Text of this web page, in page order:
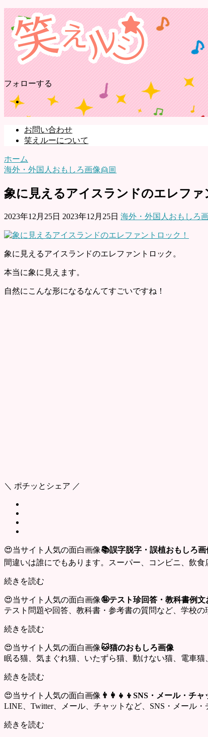
フォローする
お問い合わせ
笑えルーについて
ホーム
海外・外国人おもしろ画像👱🏼
象に見えるアイスランドのエレファ
2023年12月25日 2023年12月25日 海外・外国人おもしろ
象に見えるアイスランドのエレファントロック。
本当に象に見えます。
自然にこんな形になるなんてすごいですね！
＼ ポチッとシェア ／
😍当サイト人気の面白画像📚誤字脱字・誤植おもしろ画
間違いは誰にでもあります。スーパー、コンビニ、飲
続きを読む
😍当サイト人気の面白画像🤪テスト珍回答・教科書例文
テスト問題や回答、教科書・参考書の質問など、学校の
続きを読む
😍当サイト人気の面白画像🐱猫のおもしろ画像
眠る猫、気まぐれ猫、いたずら猫、動けない猫、電車
続きを読む
😍当サイト人気の面白画像 👨‍👩‍👧‍👦SNS・メール・チ
LINE、Twitter、メール、チャットなど、SNS・メール
続きを読む